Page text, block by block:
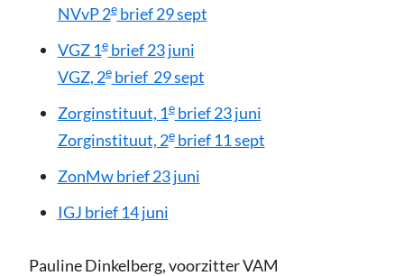
NVvP 2ebrief 29 sept
VGZ 1ebrief 23 juni
VGZ, 2ebrief 29 sept
Zorginstituut, 1ebrief 23 juni
Zorginstituut, 2ebrief 11 sept
ZonMw brief 23 juni
IGJ brief 14 juni
Pauline Dinkelberg, voorzitter VAM